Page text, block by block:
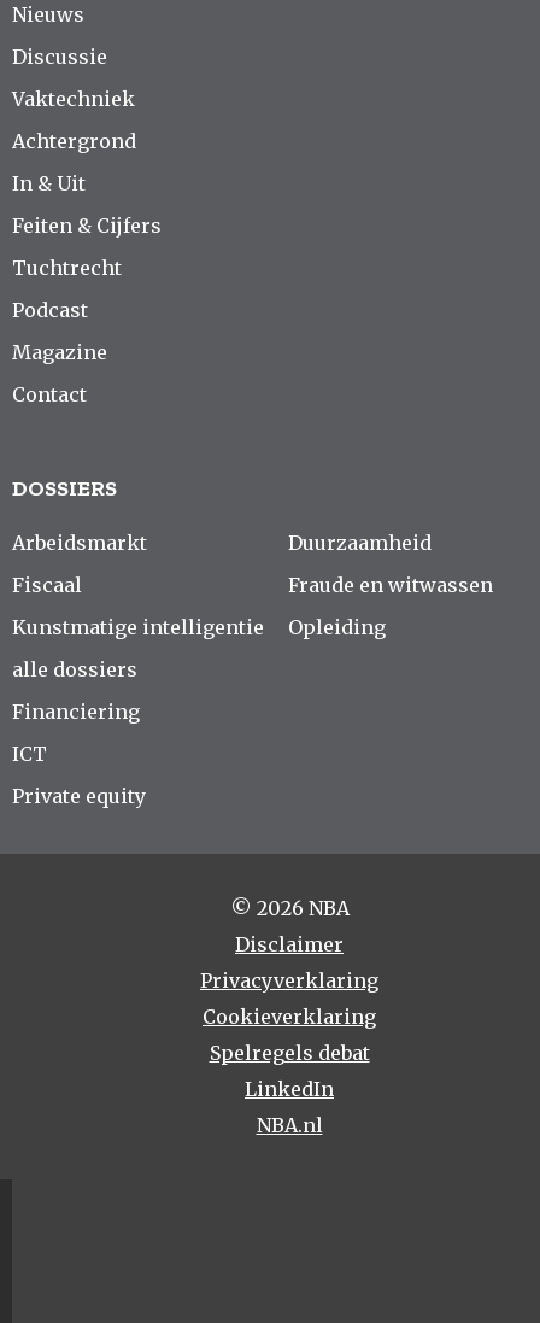
Nieuws
Discussie
Vaktechniek
Achtergrond
In & Uit
Feiten & Cijfers
Tuchtrecht
Podcast
Magazine
Contact
DOSSIERS
Arbeidsmarkt
Fiscaal
Kunstmatige intelligentie
alle dossiers
Duurzaamheid
Fraude en witwassen
Opleiding
Financiering
ICT
Private equity
© 2026 NBA
Disclaimer
Privacyverklaring
Cookieverklaring
Spelregels debat
LinkedIn
NBA.nl